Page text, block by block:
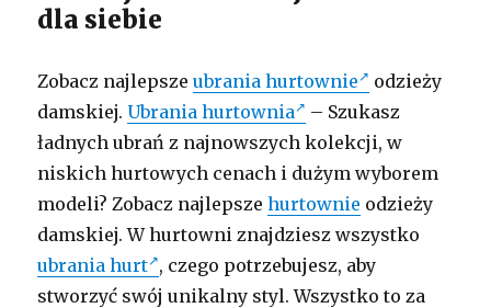
dla siebie
Zobacz najlepszeubrania hurtownie
odzieży
damskiej.Ubrania hurtownia
– Szukasz
ładnych ubrań z najnowszych kolekcji, w
niskich hurtowych cenach i dużym wyborem
modeli? Zobacz najlepszehurtownie odzieży
damskiej. W hurtowni znajdziesz wszystko
ubrania hurt , czego potrzebujesz, aby
stworzyć swój unikalny styl. Wszystko to za